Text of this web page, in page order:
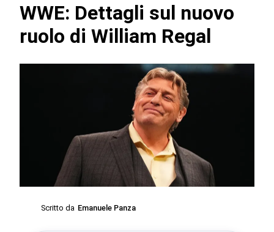
WWE: Dettagli sul nuovo
ruolo di William Regal
Scritto da Emanuele Panza